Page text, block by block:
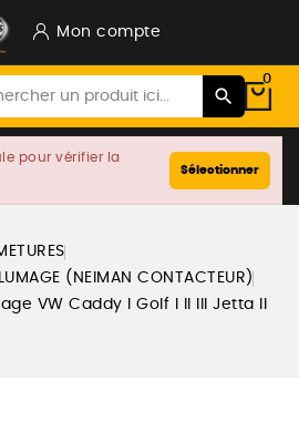
Mon compte
0
pour vérifier la
Sélectionner
(NEIMAN CONTACTEUR)
VW Caddy I Golf I II III Jetta II